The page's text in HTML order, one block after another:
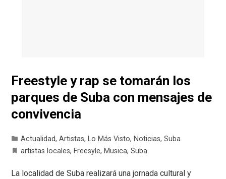
Freestyle y rap se tomarán los
parques de Suba con mensajes de
convivencia
Actualidad,Artistas, Lo Más Visto, Noticias,Suba
artistas locales, Freesyle, Musica,Suba
La localidad de Suba realizará una jornada cultural y